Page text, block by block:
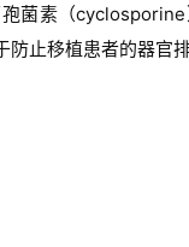
菌素（
止移植患者的器官排